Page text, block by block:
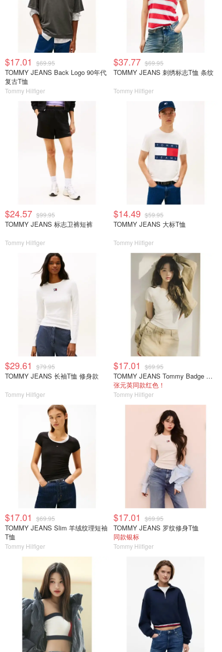
$17.01 $69.95
TOMMY JEANS Back Logo 90年代
复古T恤
Tommy Hilfiger
$37.77 $69.95
TOMMY JEANS 刺绣标志T恤 条纹
Tommy Hilfiger
$24.57 $99.95
TOMMY JEANS 标志卫裤短裤
Tommy Hilfiger
$14.49 $59.95
TOMMY JEANS 大标T恤
Tommy Hilfiger
$29.61 $79.95
TOMMY JEANS 长袖T恤 修身款
Tommy Hilfiger
$17.01 $69.95
TOMMY JEANS Tommy Badge 罗纹修身T恤
张元英同款红色！
Tommy Hilfiger
$17.01 $69.95
TOMMY JEANS Slim 羊绒纹理短袖
T恤
Tommy Hilfiger
$17.01 $69.95
TOMMY JEANS 罗纹修身T恤
同款银标
Tommy Hilfiger